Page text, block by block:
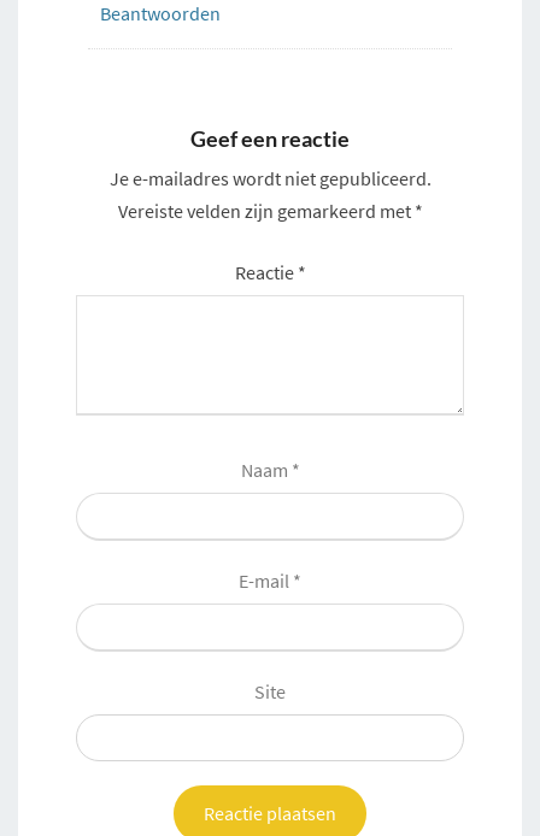
Beantwoorden
Geef een reactie
Je e-mailadres wordt niet gepubliceerd.
Vereiste velden zijn gemarkeerd met *
Reactie *
Naam *
E-mail *
Site